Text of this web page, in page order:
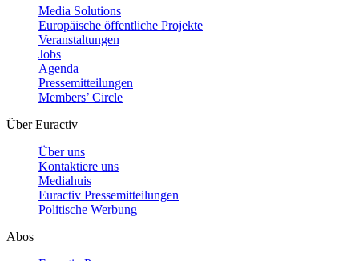
Media Solutions
Europäische öffentliche Projekte
Veranstaltungen
Jobs
Agenda
Pressemitteilungen
Members’ Circle
Über Euractiv
Über uns
Kontaktiere uns
Mediahuis
Euractiv Pressemitteilungen
Politische Werbung
Abos